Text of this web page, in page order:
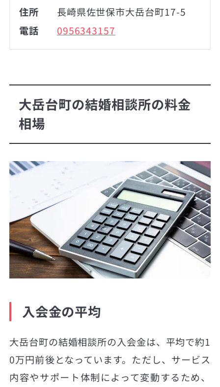
住所
長崎県佐世保市大岳台町17-5
電話
0956343157
大岳台町の結婚相談所の料金
相場
入会金の平均
大岳台町の結婚相談所の入会金は、平均で約1
0万円前後となっています。ただし、サービス
内容やサポート体制によって変動するため、